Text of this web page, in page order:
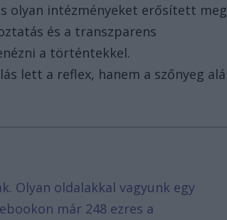
olyan intézményeket erősített
és a transzparens
a történtekkel.
lett a reflex, hanem a szőnyeg alá
Olyan oldalakkal vagyunk egy
már 248 ezres a